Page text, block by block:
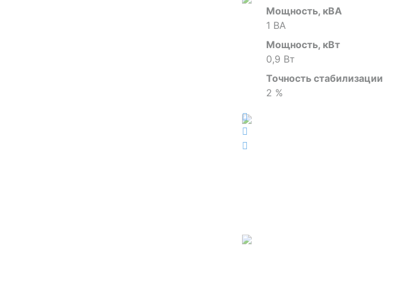
Мощность, кВА
1 ВА
Мощность, кВт
0,9 Вт
Точность стабилизации
2 %